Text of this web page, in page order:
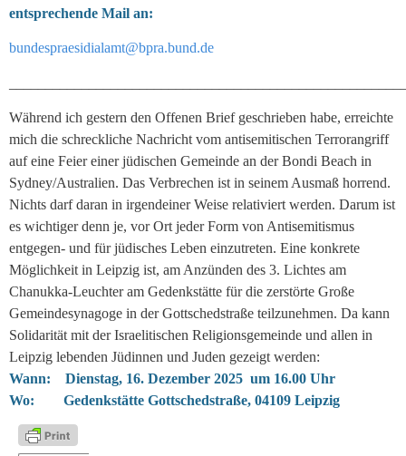
entsprechende Mail an:
bundespraesidialamt@bpra.bund.de
Während ich gestern den Offenen Brief geschrieben habe, erreichte
mich die schreckliche Nachricht vom antisemitischen Terrorangriff
auf eine Feier einer jüdischen Gemeinde an der Bondi Beach in
Sydney/Australien. Das Verbrechen ist in seinem Ausmaß horrend.
Nichts darf daran in irgendeiner Weise relativiert werden. Darum ist
es wichtiger denn je, vor Ort jeder Form von Antisemitismus
entgegen- und für jüdisches Leben einzutreten. Eine konkrete
Möglichkeit in Leipzig ist, am Anzünden des 3. Lichtes am
Chanukka-Leuchter am Gedenkstätte für die zerstörte Große
Gemeindesynagoge in der Gottschedstraße teilzunehmen. Da kann
Solidarität mit der Israelitischen Religionsgemeinde und allen in
Leipzig lebenden Jüdinnen und Juden gezeigt werden:
Wann: Dienstag, 16. Dezember 2025 um 16.00 Uhr
Wo: Gedenkstätte Gottschedstraße, 04109 Leipzig